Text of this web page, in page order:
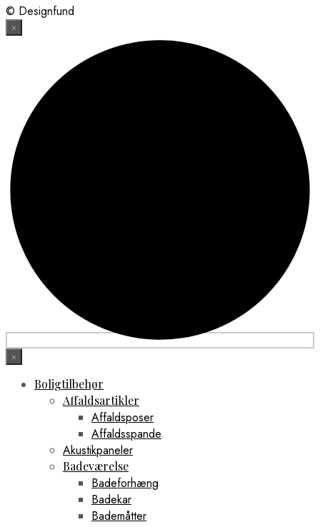
© Designfund
×
×
Boligtilbehør
Affaldsartikler
Affaldsposer
Affaldsspande
Akustikpaneler
Badeværelse
Badeforhæng
Badekar
Bademåtter